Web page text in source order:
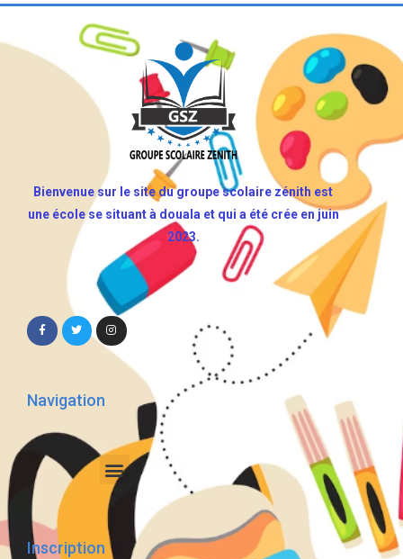
Bienvenue sur le site du groupe scolaire zénith est
une école se situant à douala et qui a été crée en juin
2023.
Navigation
Inscription